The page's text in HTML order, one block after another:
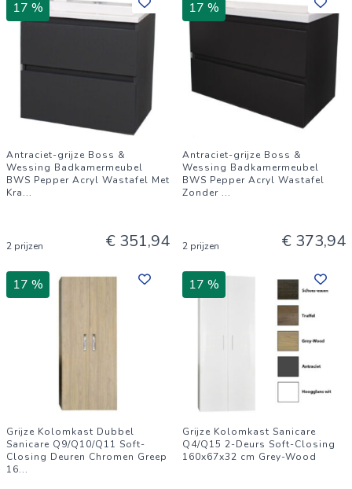
17 %
Antraciet-grijze Boss &
Wessing Badkamermeubel
BWS Pepper Acryl Wastafel Met
Kra...
2 prijzen € 351,94
17 %
Antraciet-grijze Boss &
Wessing Badkamermeubel
BWS Pepper Acryl Wastafel
Zonder ...
2 prijzen € 373,94
17 %
Grijze Kolomkast Dubbel
Sanicare Q9/Q10/Q11 Soft-
Closing Deuren Chromen Greep
16...
17 %
Grijze Kolomkast Sanicare
Q4/Q15 2-Deurs Soft-Closing
160x67x32 cm Grey-Wood